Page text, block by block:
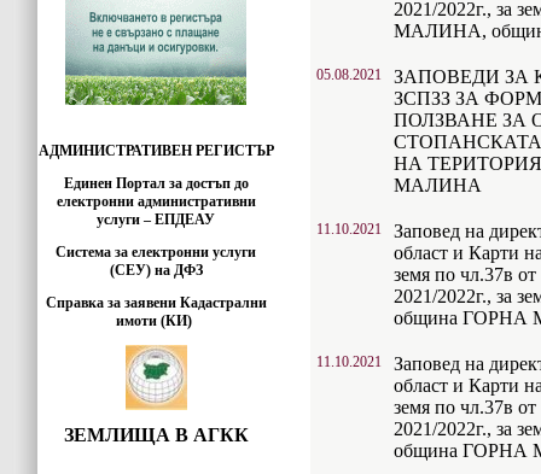
АДМИНИСТРАТИВЕН РЕГИСТЪР
Единен Портал за достъп до
електронни административни
услуги – ЕПДЕАУ
Система за електронни услуги
(СЕУ) на ДФЗ
Справка за заявени Кадастрални
имоти (КИ)
ЗЕМЛИЩА В АГКК
2021/2022г., за
МАЛИНА,
05.08.2021
ЗАПОВЕДИ ЗА
ЗСПЗЗ ЗА
ПОЛЗВАНЕ ЗА
СТОПАНСКАТА
НА
МАЛИНА
11.10.2021
Заповед на
област и Карти
земя по чл.37в
2021/2022г., за
община
11.10.2021
Заповед на
област и Карти
земя по чл.37в
2021/2022г., за
община